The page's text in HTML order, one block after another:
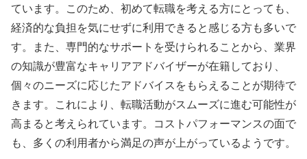
ています。このため、初めて転職を考える方にとっても、
経済的な負担を気にせずに利用できると感じる方も多いで
す。また、専門的なサポートを受けられることから、業界
の知識が豊富なキャリアアドバイザーが在籍しており、
個々のニーズに応じたアドバイスをもらえることが期待で
きます。これにより、転職活動がスムーズに進む可能性が
高まると考えられています。コストパフォーマンスの面で
も、多くの利用者から満足の声が上がっているようです。